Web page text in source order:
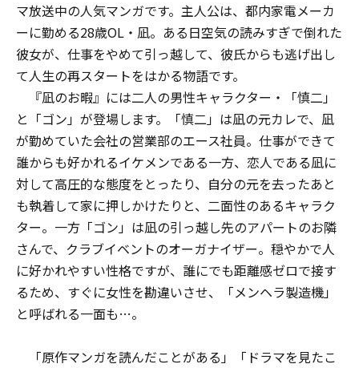
マ放送中の人気マンガです。主人公は、都内家電メーカ
ーに勤める28歳OL・凪。ある日空気の読みすぎで倒れた
彼女が、仕事をやめて引っ越して、彼氏からも逃げ出し
て人生の再スタートをはかる物語です。
『凪のお暇』には二人の男性キャラクター・「慎二」
と「ゴン」が登場します。「慎二」は凪の元カレで、凪
が勤めていた会社の営業部のエース社員。仕事ができて
誰からも好かれるイケメンである一方、恋人である凪に
対して高圧的な態度をとったり、自分の元を去ったあと
も執着して家に押しかけたりと、二面性のあるキャラク
ター。一方「ゴン」は凪の引っ越し先のアパートのお隣
さんで、クラブイベントのオーガナイザー。穏やかで人
に好かれやすい性格ですが、誰にでも距離感ゼロで接す
るため、すぐに女性を勘違いさせ、「メンヘラ製造機」
と呼ばれる一面も…。
「原作マンガを読んだことがある」「ドラマを見たこ